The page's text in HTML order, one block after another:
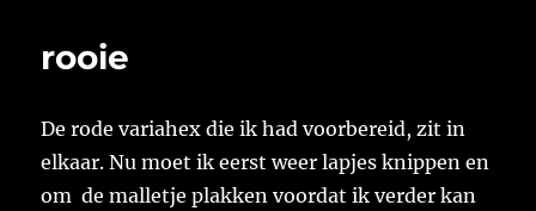
rooie
De rode variahex die ik had voorbereid, zit in
elkaar. Nu moet ik eerst weer lapjes knippen en
om de malletje plakken voordat ik verder kan